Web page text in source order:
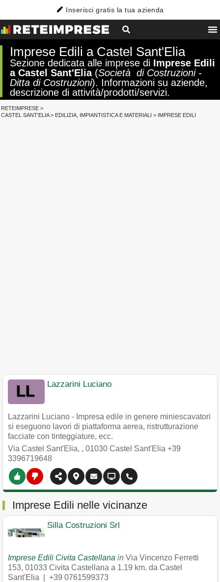
Inserisci gratis la tua azienda
Imprese Edili a Castel Sant'Elia
Sezione dedicata alle imprese di Imprese Edili
a Castel Sant'Elia(Società di Costruzioni -
Ditta di Costruzioni). Informazioni su aziende,
descrizione di attività/prodotti/servizi.
RETEIMPRESE >
CASTEL SANT'ELIA> EDILIZIA, IMPIANTISTICA E MATERIALI > IMPRESE EDILI
Lazzarini Luciano
Lazzarini Luciano - Impresa edile in genere miniescavatori
si eseguono lavori di piattaforma aerea, ristrutturazione
facciate con tinteggiature, ecc.
Via Castel Sant'Elia, , 01030 Castel Sant'Elia +39
3396719648
Imprese Edili nelle vicinanze
Silla Costruzioni Srl
Imprese Edili Civita Castellana in Via Vincenzo Ferretti
153, 01033 Civita Castellana a 1.19 km. da Castel
Sant'Elia | +39 0761599373